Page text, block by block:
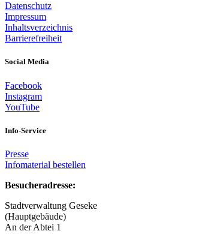
Datenschutz
Impressum
Inhaltsverzeichnis
Barrierefreiheit
Social Media
Facebook
Instagram
YouTube
Info-Service
Presse
Infomaterial bestellen
Besucheradresse:
Stadtverwaltung Geseke
(Hauptgebäude)
An der Abtei 1